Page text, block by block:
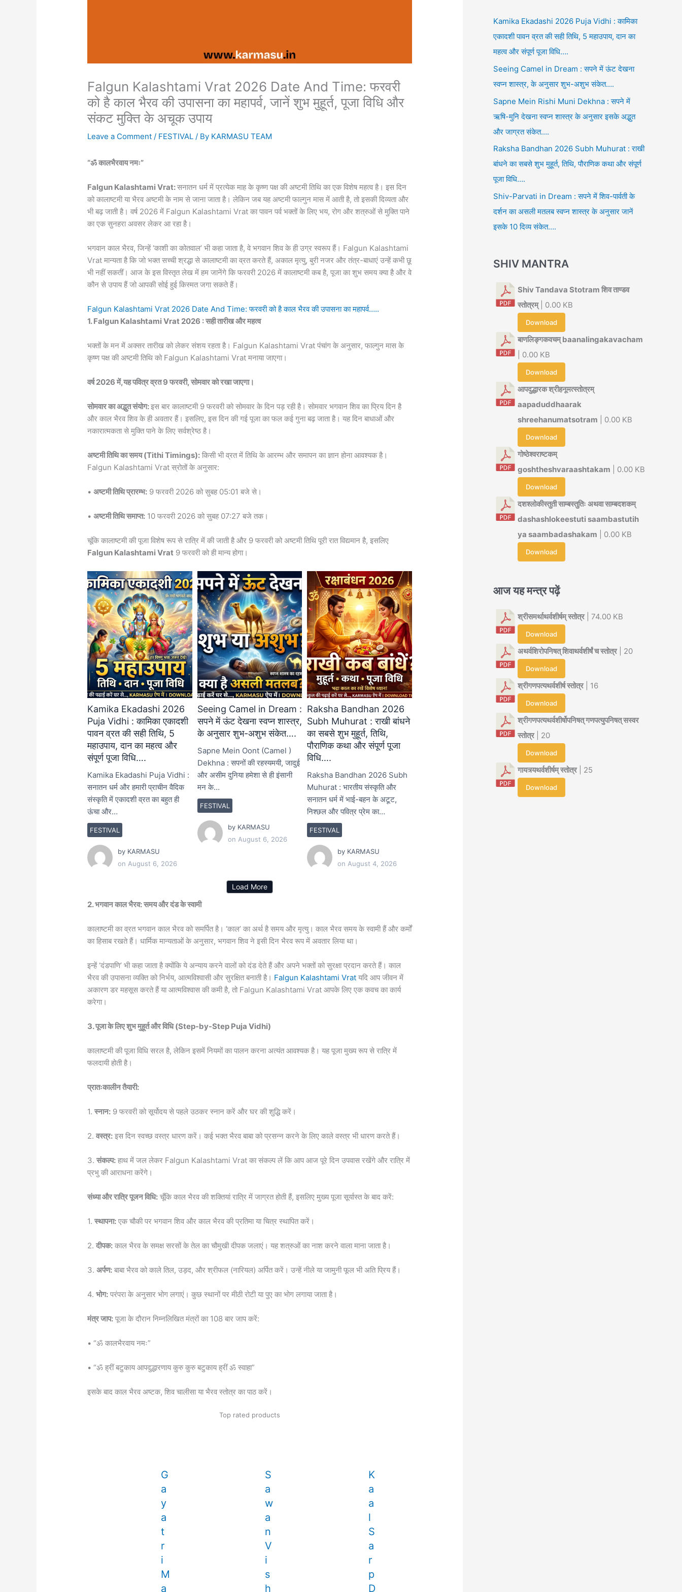
Falgun Kalashtami Vrat 2026 Date And Time: फरवरी
को है काल भैरव की उपासना का महापर्व, जानें शुभ मुहूर्त, पूजा विधि और
संकट मुक्ति के अचूक उपाय
Leave a Comment / FESTIVAL / By KARMASU TEAM
“ॐ कालभैरवाय नमः”
Falgun Kalashtami Vrat:सनातन धर्म में प्रत्येक माह के कृष्ण पक्ष की अष्टमी तिथि का एक विशेष महत्व है। इस दिन
को कालाष्टमी या भैरव अष्टमी के नाम से जाना जाता है। लेकिन जब यह अष्टमी फाल्गुन मास में आती है, तो इसकी दिव्यता और
भी बढ़ जाती है। वर्ष 2026 में Falgun Kalashtami Vrat का पावन पर्व भक्तों के लिए भय, रोग और शत्रुओं से मुक्ति पाने
का एक सुनहरा अवसर लेकर आ रहा है।
भगवान काल भैरव, जिन्हें ‘काशी का कोतवाल’ भी कहा जाता है, वे भगवान शिव के ही उग्र स्वरूप हैं। Falgun Kalashtami
Vrat मान्यता है कि जो भक्त सच्ची श्रद्धा से कालाष्टमी का व्रत करते हैं, अकाल मृत्यु, बुरी नजर और तंत्र-बाधाएं उन्हें कभी छू
भी नहीं सकतीं। आज के इस विस्तृत लेख में हम जानेंगे कि फरवरी 2026 में कालाष्टमी कब है, पूजा का शुभ समय क्या है और वे
कौन से उपाय हैं जो आपकी सोई हुई किस्मत जगा सकते हैं।
Falgun Kalashtami Vrat 2026 Date And Time: फरवरी को है काल भैरव की उपासना का महापर्व…..
1. Falgun Kalashtami Vrat 2026 : सही तारीख और महत्व
भक्तों के मन में अक्सर तारीख को लेकर संशय रहता है। Falgun Kalashtami Vrat पंचांग के अनुसार, फाल्गुन मास के
कृष्ण पक्ष की अष्टमी तिथि को Falgun Kalashtami Vrat मनाया जाएगा।
वर्ष 2026 में,यह पवित्र व्रत 9 फरवरी, सोमवार को रखा जाएगा।
सोमवार का अद्भुत संयोग:इस बार कालाष्टमी 9 फरवरी को सोमवार के दिन पड़ रही है। सोमवार भगवान शिव का प्रिय दिन है
और काल भैरव शिव के ही अवतार हैं। इसलिए, इस दिन की गई पूजा का फल कई गुना बढ़ जाता है। यह दिन बाधाओं और
नकारात्मकता से मुक्ति पाने के लिए सर्वश्रेष्ठ है।
अष्टमी तिथि का समय (Tithi Timings): किसी भी व्रत में तिथि के आरम्भ और समापन का ज्ञान होना आवश्यक है।
Falgun Kalashtami Vrat स्रोतों के अनुसार:
•अष्टमी तिथि प्रारम्भ: 9 फरवरी 2026 को सुबह 05:01 बजे से।
•अष्टमी तिथि समाप्त: 10 फरवरी 2026 को सुबह 07:27 बजे तक।
चूंकि कालाष्टमी की पूजा विशेष रूप से रात्रि में की जाती है और 9 फरवरी को अष्टमी तिथि पूरी रात विद्यमान है, इसलिए
Falgun Kalashtami Vrat 9 फरवरी को ही मान्य होगा।
Kamika Ekadashi 2026
Puja Vidhi : कामिका एकादशी
पावन व्रत की सही तिथि, 5
महाउपाय, दान का महत्व और
संपूर्ण पूजा विधि….
FESTIVAL
Kamika Ekadashi Puja Vidhi :
सनातन धर्म और हमारी प्राचीन वैदिक
संस्कृति में एकादशी व्रत का बहुत ही
ऊंचा और…
by KARMASU
on August 6, 2026
Seeing Camel in Dream :
सपने में ऊंट देखना स्वप्न शास्त्र,
के अनुसार शुभ-अशुभ संकेत….
FESTIVAL
Sapne Mein Oont (Camel )
Dekhna : सपनों की रहस्यमयी, जादुई
और असीम दुनिया हमेशा से ही इंसानी
मन के…
by KARMASU
on August 6, 2026
Raksha Bandhan 2026
Subh Muhurat : राखी बांधने
का सबसे शुभ मुहूर्त, तिथि,
पौराणिक कथा और संपूर्ण पूजा
विधि….
FESTIVAL
Raksha Bandhan 2026 Subh
Muhurat : भारतीय संस्कृति और
सनातन धर्म में भाई-बहन के अटूट,
निश्छल और पवित्र प्रेम का…
by KARMASU
on August 4, 2026
Load More
2. भगवान काल भैरव: समय और दंड के स्वामी
कालाष्टमी का व्रत भगवान काल भैरव को समर्पित है। ‘काल’ का अर्थ है समय और मृत्यु। काल भैरव समय के स्वामी हैं और कर्मों
का हिसाब रखते हैं। धार्मिक मान्यताओं के अनुसार, भगवान शिव ने इसी दिन भैरव रूप में अवतार लिया था।
इन्हें ‘दंडपाणि’ भी कहा जाता है क्योंकि ये अन्याय करने वालों को दंड देते हैं और अपने भक्तों को सुरक्षा प्रदान करते हैं। काल
भैरव की उपासना व्यक्ति को निर्भय, आत्मविश्वासी और सुरक्षित बनाती है। Falgun Kalashtami Vrat यदि आप जीवन में
अकारण डर महसूस करते हैं या आत्मविश्वास की कमी है, तो Falgun Kalashtami Vrat आपके लिए एक कवच का कार्य
करेगा।
3. पूजा के लिए शुभ मुहूर्त और विधि (Step-by-Step Puja Vidhi)
कालाष्टमी की पूजा विधि सरल है, लेकिन इसमें नियमों का पालन करना अत्यंत आवश्यक है। यह पूजा मुख्य रूप से रात्रि में
फलदायी होती है।
प्रातःकालीन तैयारी:
1.स्नान: 9 फरवरी को सूर्योदय से पहले उठकर स्नान करें और घर की शुद्धि करें।
2.वस्त्र: इस दिन स्वच्छ वस्त्र धारण करें। कई भक्त भैरव बाबा को प्रसन्न करने के लिए काले वस्त्र भी धारण करते हैं।
3.संकल्प: हाथ में जल लेकर Falgun Kalashtami Vrat का संकल्प लें कि आप आज पूरे दिन उपवास रखेंगे और रात्रि में
प्रभु की आराधना करेंगे।
संध्या और रात्रि पूजन विधि: चूँकि काल भैरव की शक्तियां रात्रि में जाग्रत होती हैं, इसलिए मुख्य पूजा सूर्यास्त के बाद करें:
1.स्थापना: एक चौकी पर भगवान शिव और काल भैरव की प्रतिमा या चित्र स्थापित करें।
2.दीपक: काल भैरव के समक्ष सरसों के तेल का चौमुखी दीपक जलाएं। यह शत्रुओं का नाश करने वाला माना जाता है।
3.अर्पण: बाबा भैरव को काले तिल, उड़द, और श्रीफल (नारियल) अर्पित करें। उन्हें नीले या जामुनी फूल भी अति प्रिय हैं।
4.भोग: परंपरा के अनुसार भोग लगाएं। कुछ स्थानों पर मीठी रोटी या पुए का भोग लगाया जाता है।
मंत्र जाप: पूजा के दौरान निम्नलिखित मंत्रों का 108 बार जाप करें:
• “ॐ कालभैरवाय नमः”
• “ॐ ह्रीं बटुकाय आपदुद्धारणाय कुरु कुरु बटुकाय ह्रीं ॐ स्वाहा”
इसके बाद काल भैरव अष्टक, शिव चालीसा या भैरव स्तोत्र का पाठ करें।
Top rated products
G
a
y
a
t
r
i
M
a
S
a
w
a
n
V
i
s
h
K
a
a
l
S
a
r
p
D
Kamika Ekadashi 2026 Puja Vidhi : कामिका
एकादशी पावन व्रत की सही तिथि, 5 महाउपाय, दान का
महत्व और संपूर्ण पूजा विधि….
Seeing Camel in Dream : सपने में ऊंट देखना
स्वप्न शास्त्र, के अनुसार शुभ-अशुभ संकेत….
Sapne Mein Rishi Muni Dekhna : सपने में
ऋषि-मुनि देखना स्वप्न शास्त्र के अनुसार इसके अद्भुत
और जाग्रत संकेत….
Raksha Bandhan 2026 Subh Muhurat : राखी
बांधने का सबसे शुभ मुहूर्त, तिथि, पौराणिक कथा और संपूर्ण
पूजा विधि….
Shiv-Parvati in Dream : सपने में शिव-पार्वती के
दर्शन का असली मतलब स्वप्न शास्त्र के अनुसार जानें
इसके 10 दिव्य संकेत….
SHIV MANTRA
Shiv Tandava Stotram शिव ताण्डव
स्तोत्रम्| 0.00 KB
Download
बाणलिङ्गकवचम् baanalingakavacham
| 0.00 KB
Download
आपदुद्धारक श्रीहनूमत्स्तोत्रम्
aapaduddhaarak
shreehanumatsotram | 0.00 KB
Download
गोष्ठेश्वराष्टकम्
goshtheshvaraashtakam | 0.00 KB
Download
दशश्लोकीस्तुती साम्बस्तुतिः अथवा साम्बदशकम्
dashashlokeestuti saambastutih
ya saambadashakam | 0.00 KB
Download
आज यह मन्त्र पढ़ें
श्रीसमर्थाथर्वशीर्षम् स्तोत्र| 74.00 KB
Download
अथर्वशिरोपनिषत् शिवाथर्वशीर्षं च स्तोत्र| 20
Download
श्रीगणपत्यथर्वशीर्ष स्तोत्र| 16
Download
श्रीगणपत्यथर्वशीर्षोपनिषत् गणपत्युपनिषत् सस्वर
स्तोत्र| 20
Download
गायत्र्यथर्वशीर्षम् स्तोत्र| 25
Download